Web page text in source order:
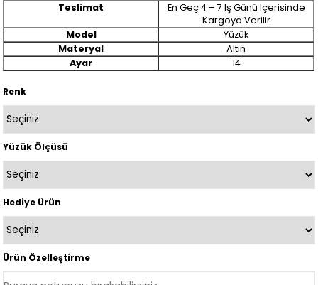
Teslimat
En Geç 4 – 7 Iş Günü Içerisinde
Kargoya Verilir
Model
Yüzük
Materyal
Altın
Ayar
14
Renk
Yüzük Ölçüsü
Hediye Ürün
Ürün Özelleştirme